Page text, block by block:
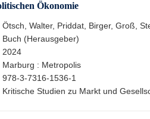
Ökonomie
Ötsch, Walter, Priddat, Birger, Groß,
Buch (Herausgeber)
2024
Marburg : Metropolis
978-3-7316-1536-1
Kritische Studien zu Markt und